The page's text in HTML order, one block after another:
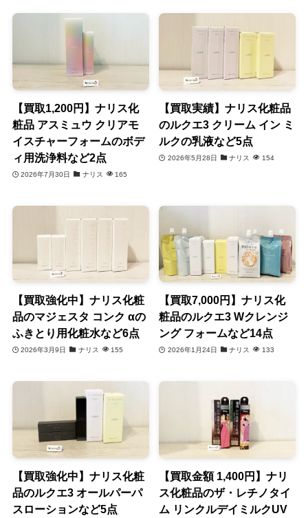
【買取1,200円】ナリス化
粧品 アスミュウ クリアモ
イスチャーフォームのボデ
ィ用洗浄料など2点
2026年7月30日 ナリス 165
【買取実績】ナリス化粧品
のルクエ3 クリーム イン ミ
ルクの乳液など5点
2026年5月28日 ナリス 154
【買取強化中】ナリス化粧
品のマジェスタ コンク αの
ふきとり用化粧水など6点
2026年3月9日 ナリス 155
【買取7,000円】ナリス化
粧品のルクエ3 Wクレンジ
ング フォームなど14点
2026年1月24日 ナリス 133
【買取強化中】ナリス化粧
品のルクエ3 オールパーパ
スローションなど5点
【買取金額 1,400円】ナリ
ス化粧品のザ・レチノタイ
ム リンクルデイミルクUV